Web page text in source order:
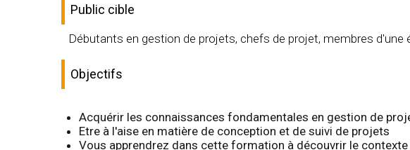
Public cible
Débutants en gestion de projets, chefs de projet, membres d'une
Objectifs
Acquérir les connaissances fondamentales en gestion de
Etre à l'aise en matière de conception et de suivi de projets
Vous apprendrez dans cette formation à découvrir le